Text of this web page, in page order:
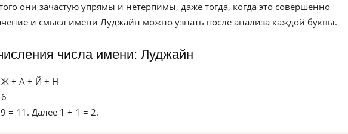
они зачастую упрямы и нетерпимы, даже тогда, когда это совершенно
и смысл имени Луджайн можно узнать после анализа каждой буквы.
числа имени: Луджайн
+ А + Й + Н
= 11. Далее 1 + 1 = 2.